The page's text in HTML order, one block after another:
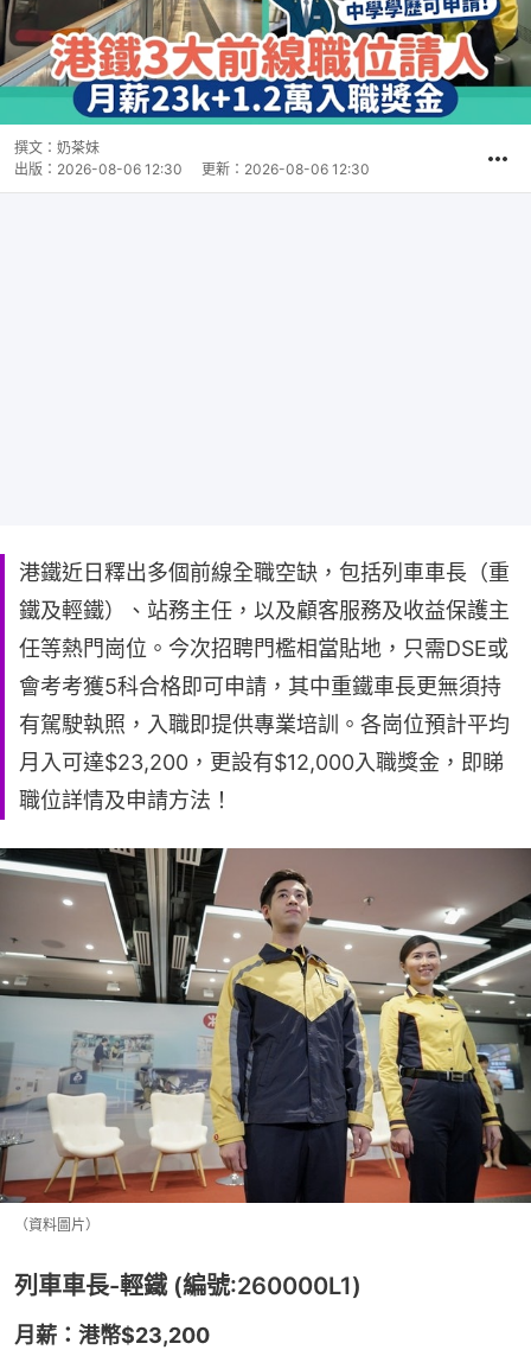
撰文： 奶茶妹
出版： 2026-08-06 12:30 更新： 2026-08-06 12:30
港鐵近日釋出多個前線全職空缺，包括列車車長（重
鐵及輕鐵）、站務主任，以及顧客服務及收益保護主
任等熱門崗位。今次招聘門檻相當貼地，只需DSE或
會考考獲5科合格即可申請，其中重鐵車長更無須持
有駕駛執照，入職即提供專業培訓。各崗位預計平均
月入可達$23,200，更設有$12,000入職獎金，即睇
職位詳情及申請方法！
（資料圖片）
列車車長-輕鐵 (編號:260000L1)
月薪：港幣$23,200